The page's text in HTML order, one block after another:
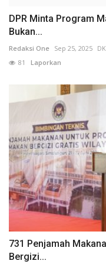
DPR Minta Program
Bukan...
Redaksi One Sep 25, 2025
81
Laporkan
731 Penjamah
Bergizi...